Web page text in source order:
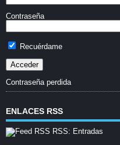
Contraseña
Recuérdame
Contraseña perdida
ENLACES RSS
RSS: Entradas